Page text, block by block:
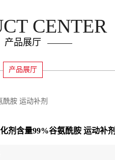
CENTER
产品展厅
产品展厅
胺 运动补剂
剂含量99%谷氨酰胺 运动补剂